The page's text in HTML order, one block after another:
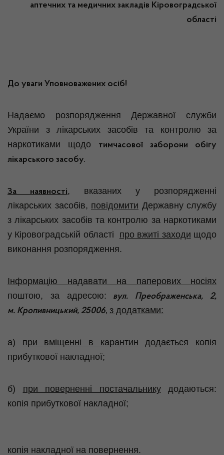
аптечних та медичних закладів Кіровоградської
області
До уваги Уповноважених осіб!
Надаємо розпорядження Державної служби
України з лікарських засобів та контролю за
наркотиками щодо
тимчасової
заборони обігу
лікарського засобу.
За наявності, вказаних у розпорядженні
лікарських засобів, повідомити Державну службу
з лікарських засобів та контролю за наркотиками
у Кіровоградській області про вжиті заходи щодо
виконання розпорядження.
Інформацію надавати на паперових носіях
поштою, за адресою:
вул. Преображенська, 2,
м. Кропивницький, 25006, з додатками:
а) при вміщенні в карантин додається копія
прибуткової накладної;
б) при поверненні постачальникудодаються:
копія прибуткової накладної;
копія накладної на повернення.